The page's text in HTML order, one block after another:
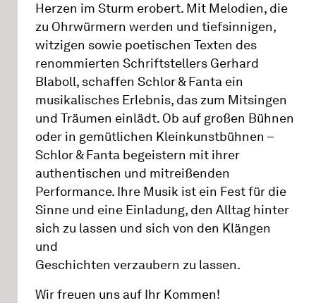
Herzen im Sturm erobert. Mit Melodien, die
zu Ohrwürmern werden und tiefsinnigen,
witzigen sowie poetischen Texten des
renommierten Schriftstellers Gerhard
Blaboll, schaffen Schlor & Fanta ein
musikalisches Erlebnis, das zum Mitsingen
und Träumen einlädt. Ob auf großen Bühnen
oder in gemütlichen Kleinkunstbühnen –
Schlor & Fanta begeistern mit ihrer
authentischen und mitreißenden
Performance. Ihre Musik ist ein Fest für die
Sinne und eine Einladung, den Alltag hinter
sich zu lassen und sich von den Klängen
und
Geschichten verzaubern zu lassen.
Wir freuen uns auf Ihr Kommen!